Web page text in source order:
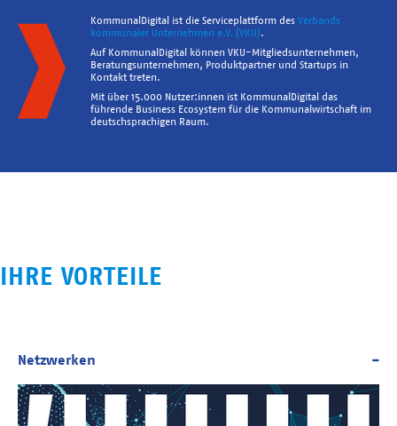
KommunalDigital ist die Serviceplattform des Verbands
kommunaler Unternehmen e.V. (VKU).
Auf KommunalDigital können VKU-Mitgliedsunternehmen,
Beratungsunternehmen, Produktpartner und Startups in
Kontakt treten.
Mit über 15.000 Nutzer:innen ist KommunalDigital das
führende Business Ecosystem für die Kommunalwirtschaft im
deutschsprachigen Raum.
IHRE VORTEILE